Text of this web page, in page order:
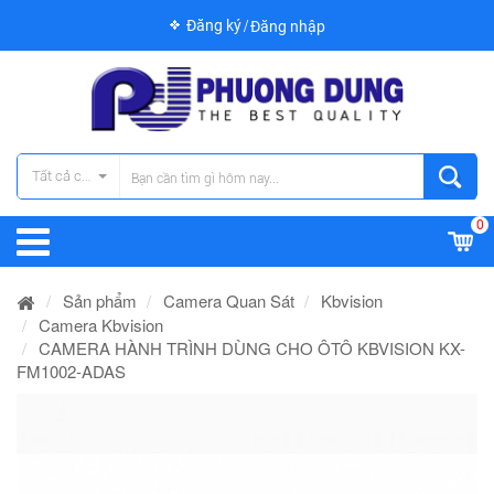
Đăng ký Đăng nhập
Tất cả các danh mục
0
Sản phẩm Camera Quan Sát
Kbvision
Camera Kbvision
CAMERA HÀNH TRÌNH DÙNG CHO ÔTÔ KBVISION KX-
FM1002-ADAS